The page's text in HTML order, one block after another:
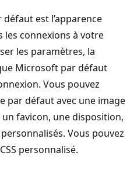
défaut est l’apparence
les connexions à votre
les paramètres, la
Microsoft par défaut
Vous pouvez
par défaut avec une image
favicon, une disposition,
Vous pouvez
personnalisé.